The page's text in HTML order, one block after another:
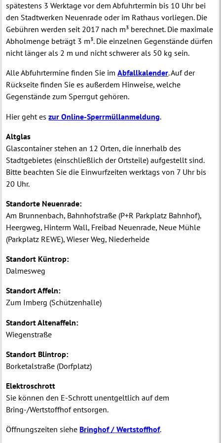
spätestens 3 Werktage vor dem Abfuhrtermin bis 10 Uhr bei
den Stadtwerken Neuenrade oder im Rathaus vorliegen. Die
Gebühren werden seit 2017 nach m³ berechnet. Die maximale
Abholmenge beträgt 3 m³. Die einzelnen Gegenstände dürfen
nicht länger als 2 m und nicht schwerer als 50 kg sein.
Alle Abfuhrtermine finden Sie imAbfallkalender. Auf der
Rückseite finden Sie es außerdem Hinweise, welche
Gegenstände zum Sperrgut gehören.
Hier geht eszur Online-Sperrmüllanmeldung.
Altglas
Glascontainer stehen an 12 Orten, die innerhalb des
Stadtgebietes (einschließlich der Ortsteile) aufgestellt sind.
Bitte beachten Sie die Einwurfzeiten werktags von 7 Uhr bis
20 Uhr.
Standorte Neuenrade:
Am Brunnenbach, Bahnhofstraße (P+R Parkplatz Bahnhof),
Heergweg, Hinterm Wall, Freibad Neuenrade, Neue Mühle
(Parkplatz REWE), Wieser Weg, Niederheide
Standort Küntrop:
Dalmesweg
Standort Affeln:
Zum Imberg (Schützenhalle)
Standort Altenaffeln:
Wiegenstraße
Standort Blintrop:
Borketalstraße (Dorfplatz)
Elektroschrott
Sie können den E-Schrott unentgeltlich auf dem
Bring-/Wertstoffhof entsorgen.
Öffnungszeiten siehe Bringhof / Wertstoffhof.